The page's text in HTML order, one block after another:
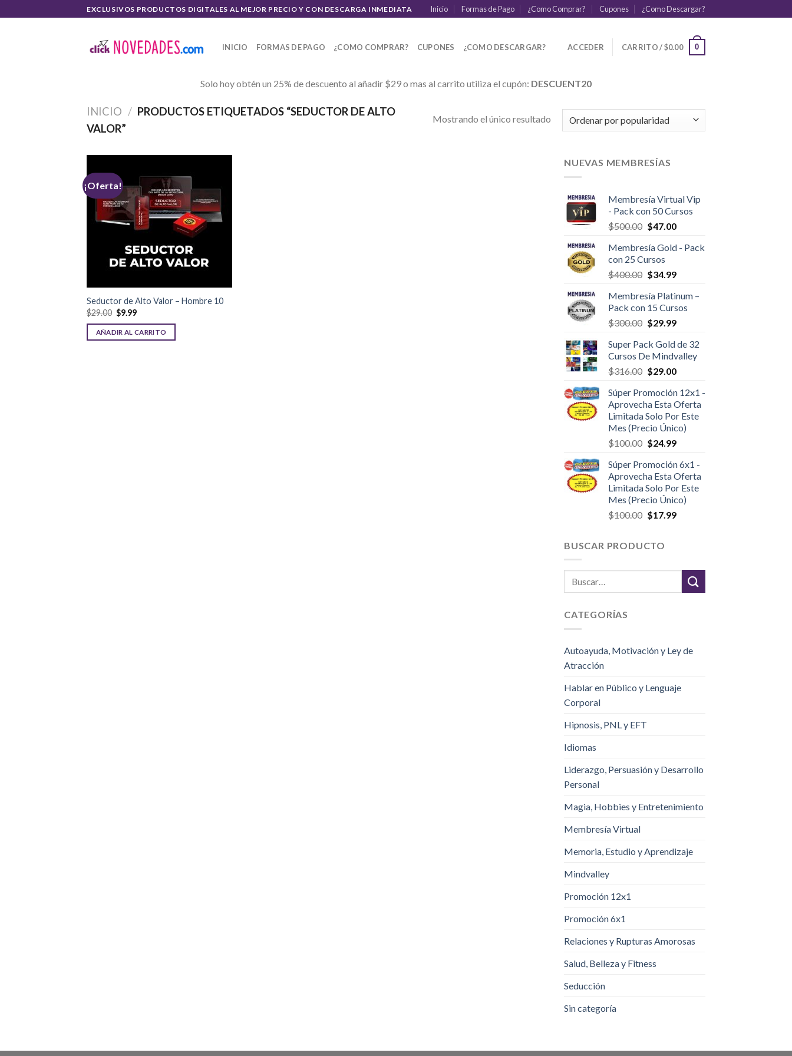
to
EXCLUSIVOS PRODUCTOS DIGITALES AL MEJOR PRECIO Y CON DESCARGA INMEDIATA Inicio Formas de Pago ¿Como Comprar? Cupones ¿Como Descargar?
INICIO FORMAS DE PAGO ¿COMO COMPRAR? CUPONES ¿COMO DESCARGAR? ACCEDER CARRITO /$0.00 0
Solo hoy obtén un 25% de descuento al añadir $29 o mas al carrito utiliza el cupón: DESCUENT20
INICIO / PRODUCTOS ETIQUETADOS “SEDUCTOR DE ALTO
VALOR”
Mostrando el único resultado
¡Oferta!
Seductor de Alto Valor – Hombre 10
$29.00 $9.99
AÑADIR AL CARRITO
NUEVAS MEMBRESÍAS
Membresía Virtual Vip
- Pack con 50 Cursos
$500.00 $47.00
Membresía Gold - Pack
con 25 Cursos
$400.00 $34.99
Membresía Platinum –
Pack con 15 Cursos
$300.00 $29.99
Super Pack Gold de 32
Cursos De Mindvalley
$316.00 $29.00
Súper Promoción 12x1 -
Aprovecha Esta Oferta
Limitada Solo Por Este
Mes (Precio Único)
$100.00 $24.99
Súper Promoción 6x1 -
Aprovecha Esta Oferta
Limitada Solo Por Este
Mes (Precio Único)
$100.00 $17.99
BUSCAR PRODUCTO
CATEGORÍAS
Autoayuda, Motivación y Ley de
Atracción
Hablar en Público y Lenguaje
Corporal
Hipnosis, PNL y EFT
Idiomas
Liderazgo, Persuasión y Desarrollo
Personal
Magia, Hobbies y Entretenimiento
Membresía Virtual
Memoria, Estudio y Aprendizaje
Mindvalley
Promoción 12x1
Promoción 6x1
Relaciones y Rupturas Amorosas
Salud, Belleza y Fitness
Seducción
Sin categoría